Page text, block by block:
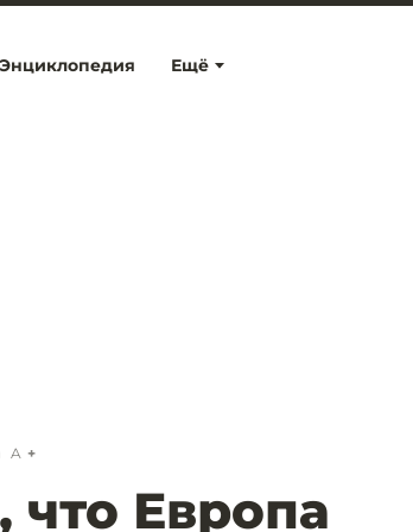
Ещё
Энциклопедия
A
что Европа